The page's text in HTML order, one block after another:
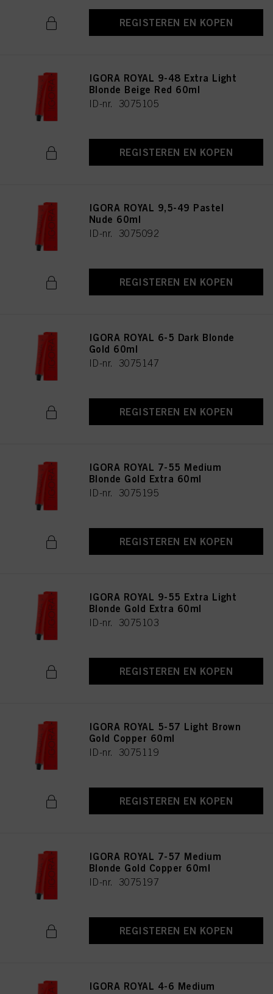
REGISTEREN EN KOPEN
IGORA ROYAL 9-48 Extra Light
Blonde Beige Red 60ml
ID-nr. 3075105
REGISTEREN EN KOPEN
IGORA ROYAL 9,5-49 Pastel
Nude 60ml
ID-nr. 3075092
REGISTEREN EN KOPEN
IGORA ROYAL 6-5 Dark Blonde
Gold 60ml
ID-nr. 3075147
REGISTEREN EN KOPEN
IGORA ROYAL 7-55 Medium
Blonde Gold Extra 60ml
ID-nr. 3075195
REGISTEREN EN KOPEN
IGORA ROYAL 9-55 Extra Light
Blonde Gold Extra 60ml
ID-nr. 3075103
REGISTEREN EN KOPEN
IGORA ROYAL 5-57 Light Brown
Gold Copper 60ml
ID-nr. 3075119
REGISTEREN EN KOPEN
IGORA ROYAL 7-57 Medium
Blonde Gold Copper 60ml
ID-nr. 3075197
REGISTEREN EN KOPEN
IGORA ROYAL 4-6 Medium